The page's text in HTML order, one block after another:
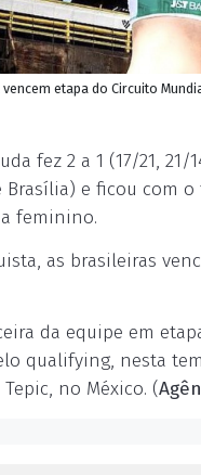
vencem etapa do Circuito
fez 2 a 1 (17/21,
e ficou com o
feminino.
as brasileiras
da equipe em
qualifying, nesta
no México. (